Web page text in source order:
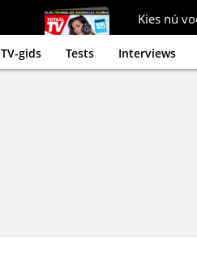
Kies nú
TV-gids Tests Interviews